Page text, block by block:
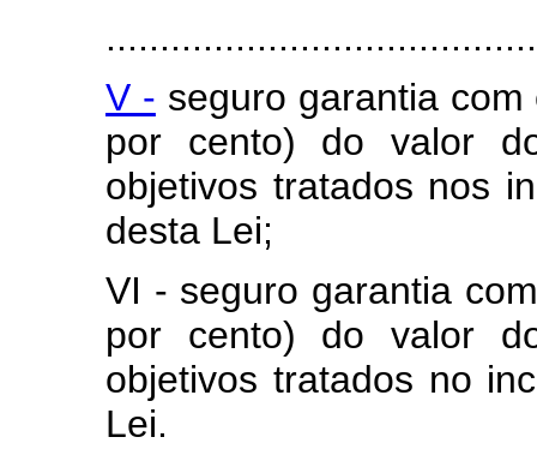
V - seguro garantia
por cento) do valor
objetivos tratados nos
desta Lei;
VI - seguro garantia
por cento) do valor
objetivos tratados no
Lei.